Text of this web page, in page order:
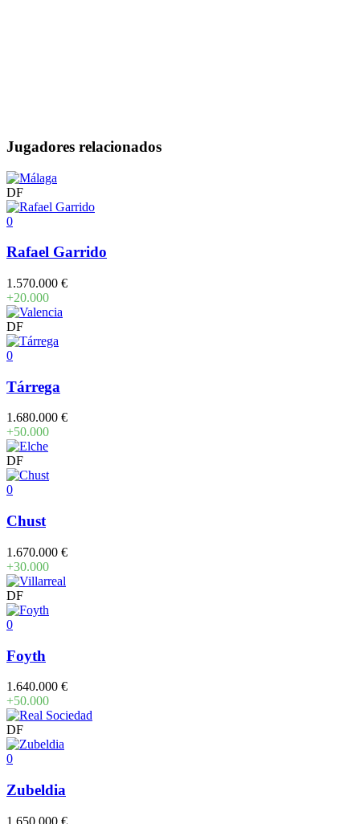
Jugadores relacionados
DF
0
Rafael Garrido
1.570.000 €
+20.000
DF
0
Tárrega
1.680.000 €
+50.000
DF
0
Chust
1.670.000 €
+30.000
DF
0
Foyth
1.640.000 €
+50.000
DF
0
Zubeldia
1.650.000 €